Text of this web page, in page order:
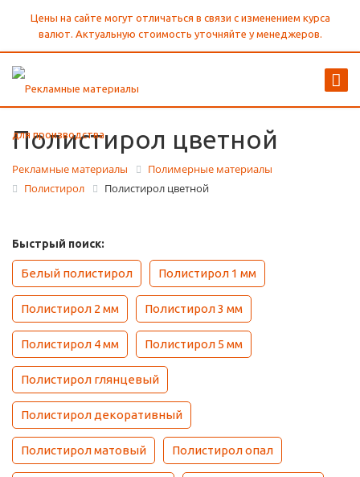
Цены на сайте могут отличаться в связи с изменением курса
валют. Актуальную стоимость уточняйте у менеджеров.
Полистирол цветной
Рекламные материалы
Полимерные материалы
Полистирол
Полистирол цветной
Быстрый поиск:
Белый полистирол Полистирол 1 мм
Полистирол 2 мм Полистирол 3 мм
Полистирол 4 мм Полистирол 5 мм
Полистирол глянцевый
Полистирол декоративный
Полистирол матовый Полистирол опал